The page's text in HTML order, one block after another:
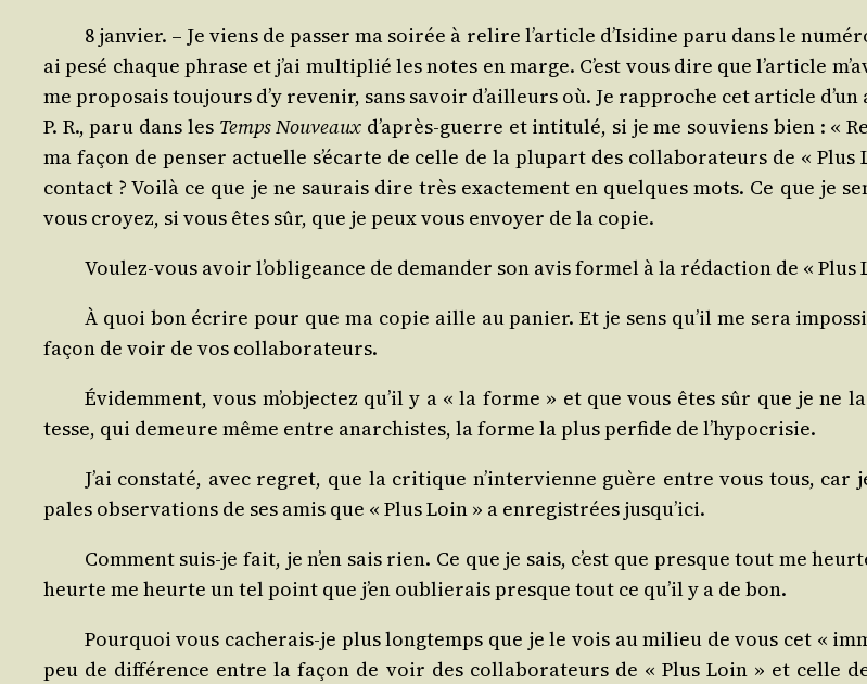
8 jan­vier. – Je viens de pas­ser ma soi­rée à relire l’article d’Isidine paru dans le
ai pesé chaque phrase et j’ai mul­ti­plié les notes en marge. C’est vous dire que l’article
me pro­po­sais tou­jours d’y reve­nir, sans savoir d’ailleurs où. Je rap­proche cet article d’un
P. R., paru dans les Temps Nou­veaux d’après-guerre et inti­tu­lé, si je me sou­viens bien : «
ma façon de pen­ser actuelle s’écarte de celle de la plu­part des col­la­bo­ra­teurs de «
contact ? Voi­là ce que je ne sau­rais dire très exac­te­ment en quelques mots. Ce que je
vous croyez, si vous êtes sûr, que je peux vous envoyer de la copie.
Vou­lez-vous avoir l’obligeance de deman­der son avis for­mel à la rédac­tion de « Plus
À quoi bon écrire pour que ma copie aille au panier. Et je sens qu’il me sera
façon de voir de vos collaborateurs.
Évi­dem­ment, vous m’objectez qu’il y a « la forme » et que vous êtes sûr que je ne
tesse, qui demeure même entre anar­chistes, la forme la plus per­fide de l’hypocrisie.
J’ai consta­té, avec regret, que la cri­tique n’intervienne guère entre vous tous, car
pales obser­va­tions de ses amis que « Plus Loin » a enre­gis­trées jusqu’ici.
Com­ment suis-je fait, je n’en sais rien. Ce que je sais, c’est que presque tout me
heurte me heurte un tel point que j’en oublie­rais presque tout ce qu’il y a de bon.
Pour­quoi vous cache­rais-je plus long­temps que je le vois au milieu de vous cet «
peu de dif­fé­rence entre la façon de voir des col­la­bo­ra­teurs de « Plus Loin » et celle